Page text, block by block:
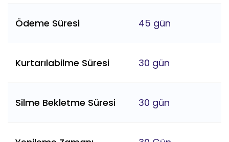
Ödeme Süresi 45 gün
Kurtarılabilme Süresi 30 gün
Silme Bekletme Süresi 30 gün